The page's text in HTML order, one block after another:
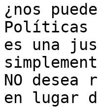
¿nos
Políticas
es una
NO
en lugar